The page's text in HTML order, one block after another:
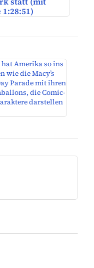
Amerika so ins
wie die Macy’s
Parade mit ihren
die Comic-
darstellen